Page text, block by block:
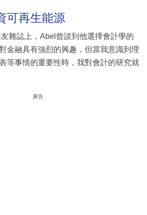
可再生能源
雜誌上，Abel曾談到他選擇會計學的
金融具有強烈的興趣，但當我意識到理
等事情的重要性時，我對會計的研究就
廣告